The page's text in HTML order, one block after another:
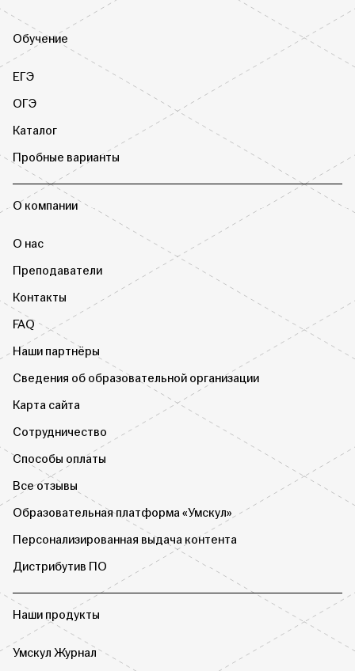
Обучение
ЕГЭ
ОГЭ
Каталог
Пробные варианты
О компании
О нас
Преподаватели
Контакты
FAQ
Наши партнёры
Сведения об образовательной организации
Карта сайта
Сотрудничество
Способы оплаты
Все отзывы
Образовательная платформа «Умскул»
Персонализированная выдача контента
Дистрибутив ПО
Наши продукты
Умскул Журнал